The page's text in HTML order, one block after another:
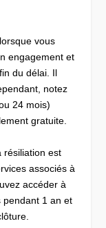
vous
engagement et
du délai. Il
notez
24 mois)
gratuite.
résiliation est
associés à
accéder à
pendant 1 an et